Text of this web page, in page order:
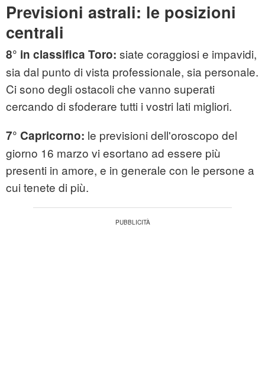
Previsioni astrali: le posizioni
centrali
8° in classifica Toro: siate coraggiosi e impavidi,
sia dal punto di vista professionale, sia personale.
Ci sono degli ostacoli che vanno superati
cercando di sfoderare tutti i vostri lati migliori.
7° Capricorno: le previsioni dell'oroscopo del
giorno 16 marzo vi esortano ad essere più
presenti in amore, e in generale con le persone a
cui tenete di più.